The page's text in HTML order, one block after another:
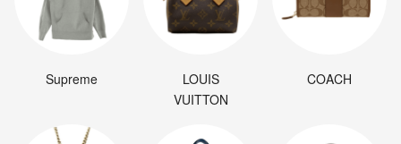
Supreme
LOUIS
VUITTON
COACH